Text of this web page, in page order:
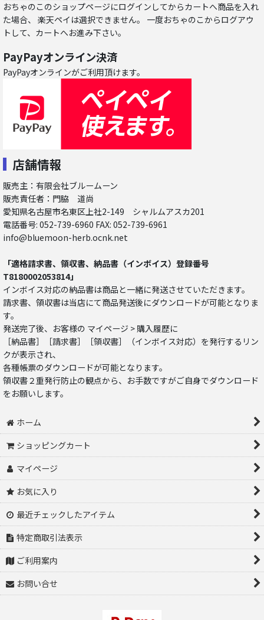
おちゃのこのショップページにログインしてからカートへ商品を入れ
た場合、 楽天ペイは選択できません。 一度おちゃのこからログアウ
トして、カートへお進み下さい。
PayPayオンライン決済
PayPayオンラインがご利用頂けます。
店舗情報
販売主：有限会社ブルームーン
販売責任者：門脇 道尚
愛知県名古屋市名東区上社2-149 シャルムアスカ201
電話番号: 052-739-6960 FAX: 052-739-6961
info@bluemoon-herb.ocnk.net
「適格請求書、領収書、納品書（インボイス）登録番号
T8180002053814」
インボイス対応の納品書は商品と一緒に発送させていただきます。
請求書、領収書は当店にて商品発送後にダウンロードが可能となりま
す。
発送完了後、お客様の マイページ > 購入履歴に
［納品書］［請求書］［領収書］（インボイス対応）を発行するリン
クが表示され、
各種帳票のダウンロードが可能となります。
領収書２重発行防止の観点から、お手数ですがご自身でダウンロード
をお願いします。
ホーム
ショッピングカート
マイページ
お気に入り
最近チェックしたアイテム
特定商取引法表示
ご利用案内
お問い合せ